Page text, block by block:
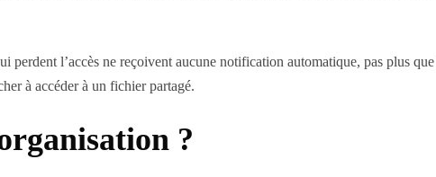
l’accès ne reçoivent aucune notification automatique, pas plus
à accéder à un fichier partagé.
?